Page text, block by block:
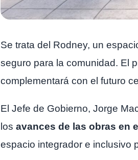
Se trata del Rodney, un
seguro para la comunidad. El
complementará con el futuro
El Jefe de Gobierno, Jorge
los avances de las obras en
espacio integrador e inclusivo